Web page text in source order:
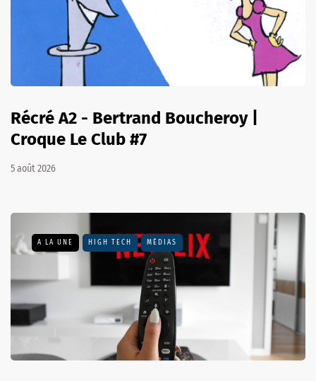
Récré A2 - Bertrand Boucheroy |
Croque Le Club #7
5 août 2026
A LA UNE HIGH TECH MÉDIAS